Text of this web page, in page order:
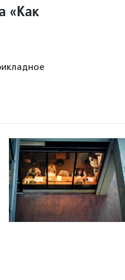
«Как